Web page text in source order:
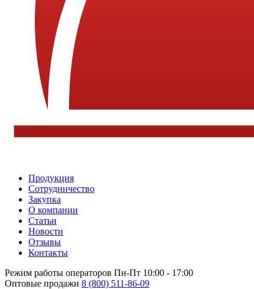
Продукция
Сотрудничество
Закупка
О компании
Статьи
Новости
Отзывы
Контакты
Режим работы операторов Пн-Пт 10:00 - 17:00
Оптовые продажи 8 (800) 511-86-09